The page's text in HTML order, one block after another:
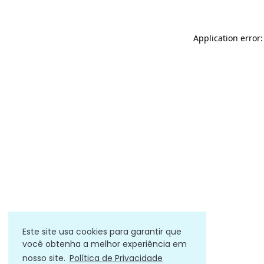
Este site usa cookies para garantir que
você obtenha a melhor experiência em
nosso site. Política de Privacidade
Application